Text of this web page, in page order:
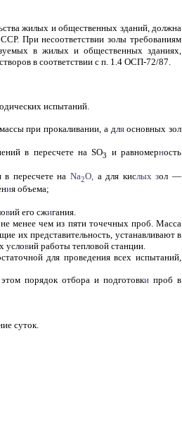
жилых и общественных зданий, должна
При несоответствии золы требованиям
в жилых и общественных зданиях,
в соответствии с п. 1.4 ОСП-72/87.
испытаний.
при прокаливании, а дляосновных зол
в пересчете на SO3 и равномерность
в пересчете наNa2O, а для кислых зол —
ия объема;
вий его сжигания.
менее чем из пяти точечных проб. Масса
их представительность, устанавливают в
условий работы тепловой станции.
для проведения всех испытаний,
порядок отбора и подготовки проб в
суток.